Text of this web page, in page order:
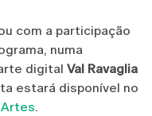
com a participação
numa
digital Val Ravaglia
estará disponível no
.